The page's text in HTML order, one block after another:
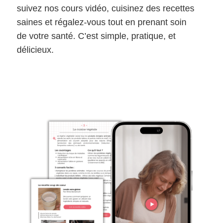
suivez nos cours vidéo, cuisinez des recettes
saines et régalez-vous tout en prenant soin
de votre santé. C’est simple, pratique, et
délicieux.